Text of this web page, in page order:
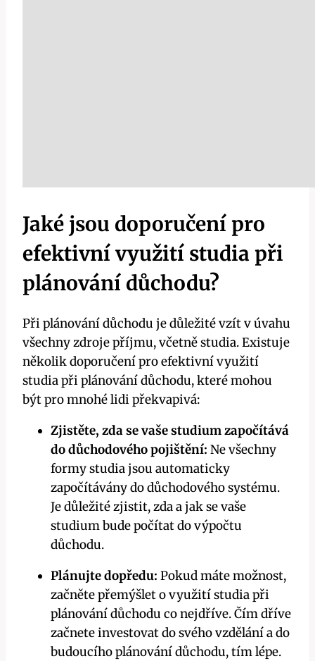
Jaké jsou doporučení pro
efektivní využití studia při
plánování důchodu?
Při plánování důchodu je důležité vzít v úvahu
všechny zdroje příjmu, včetně studia. Existuje
několik doporučení pro efektivní využití
studia při plánování důchodu, které mohou
být pro mnohé lidi překvapivá:
Zjistěte, zda se vaše studium započítává
do důchodového pojištění: Ne všechny
formy studia jsou automaticky
započítávány do důchodového systému.
Je důležité zjistit, zda a jak se vaše
studium bude počítat do výpočtu
důchodu.
Plánujte dopředu: Pokud máte možnost,
začněte přemýšlet o využití studia při
plánování důchodu co nejdříve. Čím dříve
začnete investovat do svého vzdělání a do
budoucího plánování důchodu, tím lépe.